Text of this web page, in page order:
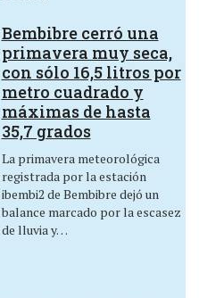
Bembibre cerró una
primavera muy seca,
con sólo 16,5 litros por
metro cuadrado y
máximas de hasta
35,7 grados
La primavera meteorológica
registrada por la estación
ibembi2 de Bembibre dejó un
balance marcado por la escasez
de lluvia y…